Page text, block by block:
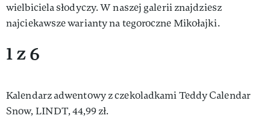
wielbiciela słodyczy. W naszej galerii znajdziesz
najciekawsze warianty na tegoroczne Mikołajki.
1 z 6
Kalendarz adwentowy z czekoladkami Teddy Calendar
Snow, LINDT, 44,99 zł.